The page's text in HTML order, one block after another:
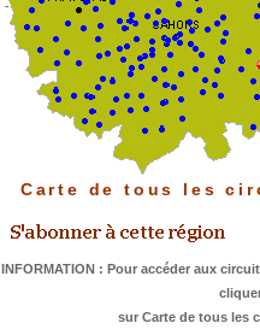
Carte de tous les
INFORMATION : Pour accéder aux
sur Carte de tous les